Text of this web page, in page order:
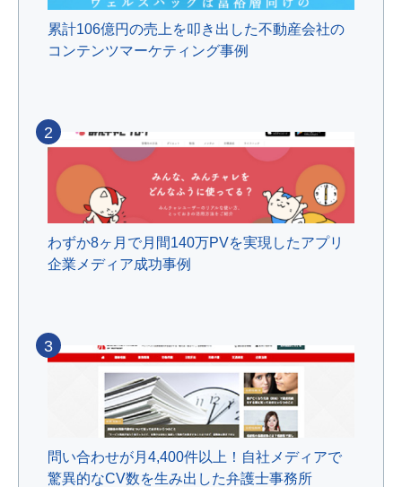
累計106億円の売上を叩き出した不動産会社の
コンテンツマーケティング事例
わずか8ヶ月で月間140万PVを実現したアプリ
企業メディア成功事例
2
問い合わせが月4,400件以上！自社メディアで
驚異的なCV数を生み出した弁護士事務所
3